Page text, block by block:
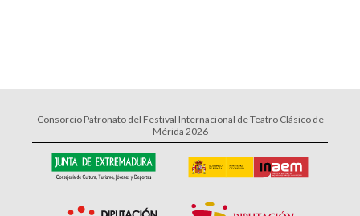
Consorcio Patronato del Festival Internacional de Teatro Clásico de
Mérida 2026